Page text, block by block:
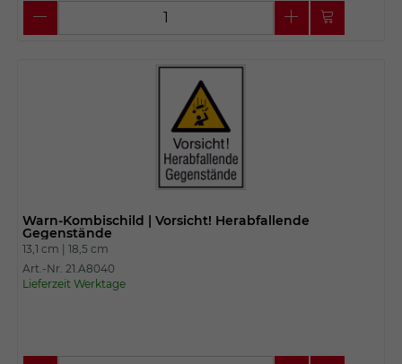
Warn-Kombischild | Vorsicht! Herabfallende
Gegenstände
13,1 cm | 18,5 cm
Art.-Nr. 21.A8040
Lieferzeit Werktage